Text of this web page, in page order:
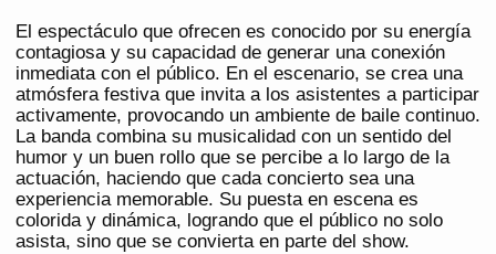
El espectáculo que ofrecen es conocido por su energía
contagiosa y su capacidad de generar una conexión
inmediata con el público. En el escenario, se crea una
atmósfera festiva que invita a los asistentes a participar
activamente, provocando un ambiente de baile continuo.
La banda combina su musicalidad con un sentido del
humor y un buen rollo que se percibe a lo largo de la
actuación, haciendo que cada concierto sea una
experiencia memorable. Su puesta en escena es
colorida y dinámica, logrando que el público no solo
asista, sino que se convierta en parte del show.